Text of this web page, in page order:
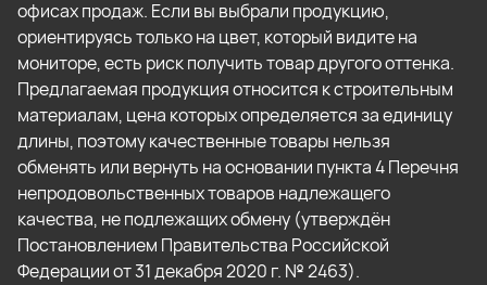
офисах продаж. Если вы выбрали продукцию,
ориентируясь только на цвет, который видите на
мониторе, есть риск получить товар другого оттенка.
Предлагаемая продукция относится к строительным
материалам, цена которых определяется за единицу
длины, поэтому качественные товары нельзя
обменять или вернуть на основании пункта 4 Перечня
непродовольственных товаров надлежащего
качества, не подлежащих обмену (утверждён
Постановлением Правительства Российской
Федерации от 31 декабря 2020 г. № 2463).